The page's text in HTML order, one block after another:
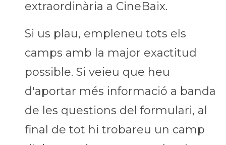
extraordinària a CineBaix.
Si us plau, empleneu tots els
camps amb la major exactitud
possible. Si veieu que heu
d'aportar més informació a banda
de les questions del formulari, al
final de tot hi trobareu un camp